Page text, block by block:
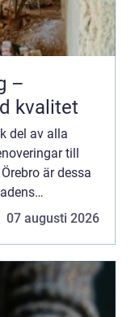
–
kvalitet
del av alla
till
är dessa
07 augusti 2026